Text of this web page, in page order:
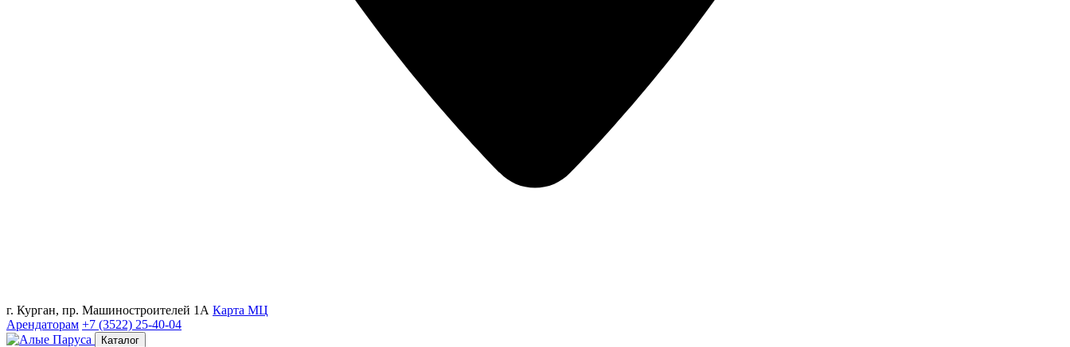
г. Курган, пр. Машиностроителей 1А Карта МЦ
Арендаторам +7 (3522) 25-40-04
Каталог